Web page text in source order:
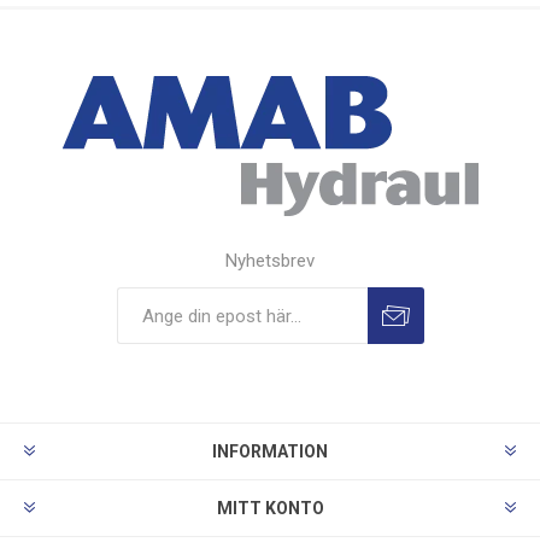
Nyhetsbrev
INFORMATION
MITT KONTO